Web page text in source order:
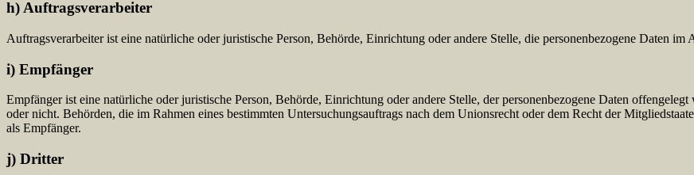
h) Auftragsverarbeiter
Auftragsverarbeiter ist eine natürliche oder juristische Person, Behörde, Einrichtung oder andere Stelle, die personenbezogene Daten im
i) Empfänger
Empfänger ist eine natürliche oder juristische Person, Behörde, Einrichtung oder andere Stelle, der personenbezogene Daten
oder nicht. Behörden, die im Rahmen eines bestimmten Untersuchungsauftrags nach dem Unionsrecht oder dem Recht der
als Empfänger.
j) Dritter